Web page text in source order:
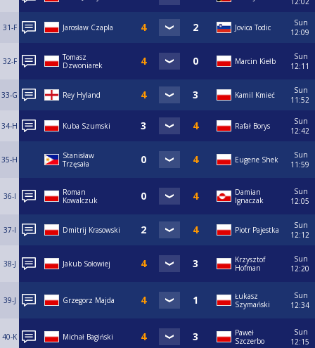
31-F Jarosław Czapla Jovica Todic
Sun
12:09
32-F
Tomasz
Dzwoniarek
Marcin Kiełb
Sun
12:11
33-G Rey Hyland Kamil Kmieć
Sun
11:52
34-H Kuba Szumski Rafał Borys
Sun
12:42
35-H
Stanisław
Trzęsała
Eugene Shek
Sun
11:59
36-I
Roman
Kowalczuk
Damian
Ignaczak
Sun
12:05
37-I Dmitrij Krasowski Piotr Pajestka
Sun
12:12
38-J Jakub Sołowiej
Krzysztof
Hofman
Sun
12:20
39-J Grzegorz Majda
Łukasz
Szymański
Sun
12:34
40-K Michał Bagiński
Paweł
Szczerbo
Sun
12:15